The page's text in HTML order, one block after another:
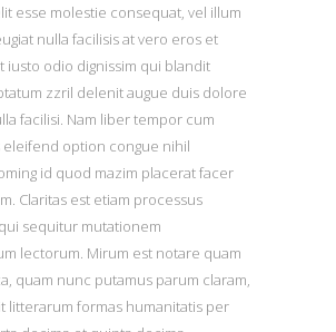
esse molestie consequat, vel illum
nulla facilisis at vero eros et
iusto odio dignissim qui blandit
zzril delenit augue duis dolore
facilisi. Nam liber tempor cum
eleifend option congue nihil
id quod mazim placerat facer
Claritas est etiam processus
sequitur mutationem
lectorum. Mirum est notare quam
quam nunc putamus parum claram,
litterarum formas humanitatis per